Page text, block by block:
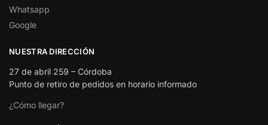
Whatsapp
Google
NUESTRA DIRECCIÓN
27 de abril 259 – Córdoba
Punto de retiro de pedidos en horario informado
¿Cómo llegar?